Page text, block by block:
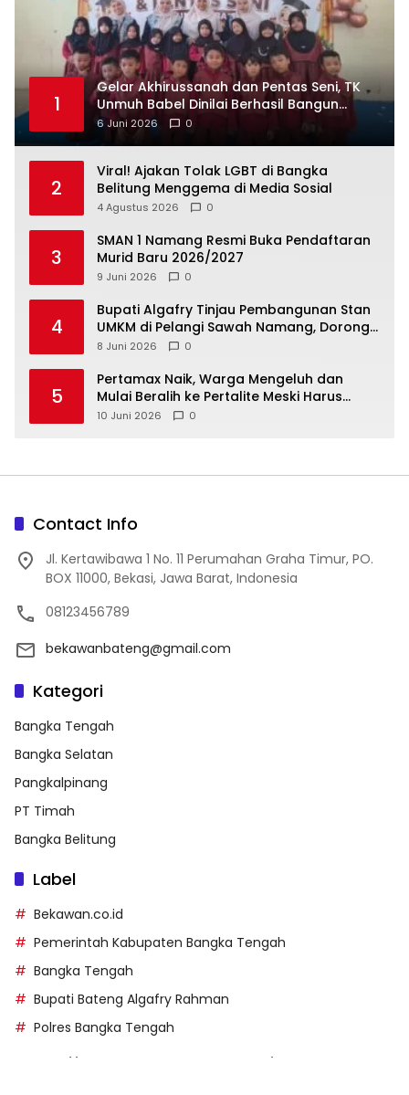
1
‎Gelar Akhirussanah dan Pentas Seni, TK
Unmuh Babel Dinilai Berhasil Bangun
6 Juni 2026 0
2
Viral! Ajakan Tolak LGBT di Bangka
Belitung Menggema di Media Sosial
4 Agustus 2026 0
3
SMAN 1 Namang Resmi Buka Pendaftaran
Murid Baru 2026/2027
9 Juni 2026 0
4
‎Bupati Algafry Tinjau Pembangunan Stan
UMKM di Pelangi Sawah Namang, Dorong
Wisata dan Ekonomi Lokal Kian Tertata
8 Juni 2026 0
5
‎Pertamax Naik, Warga Mengeluh dan
Mulai Beralih ke Pertalite Meski Harus
10 Juni 2026 0
Contact Info
Jl. Kertawibawa 1 No. 11 Perumahan Graha Timur, PO.
BOX 11000, Bekasi, Jawa Barat, Indonesia
08123456789
bekawanbateng@gmail.com
Kategori
Bangka Tengah
Bangka Selatan
Pangkalpinang
PT Timah
Bangka Belitung
Label
Bekawan.co.id
Pemerintah Kabupaten Bangka Tengah
Bangka Tengah
Bupati Bateng Algafry Rahman
Polres Bangka Tengah